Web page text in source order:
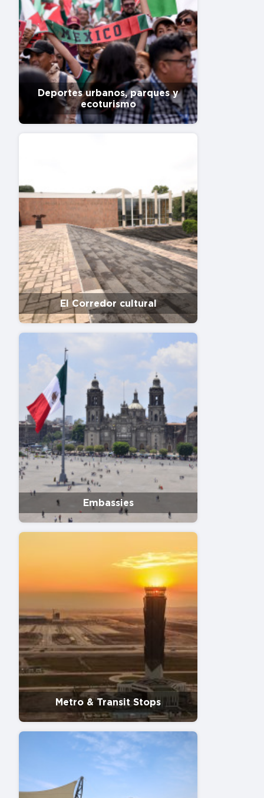
Deportes urbanos, parques y
ecoturismo
El Corredor cultural
Embassies
Metro & Transit Stops